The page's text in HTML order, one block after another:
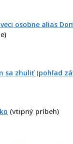
osobne alias
sa zhuliť (pohľad
(vtipný príbeh)